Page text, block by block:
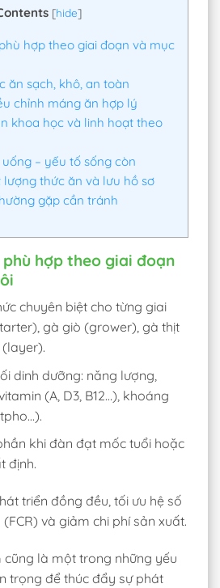
[hide]
hợp theo giai đoạn và mục
ăn sạch, khô, an toàn
chỉnh máng ăn hợp lý
khoa học và linh hoạt theo
– yếu tố sống còn
lượng thức ăn và lưu hồ sơ
gặp cần tránh
phù hợp theo giai đoạn
chuyên biệt cho từng giai
gà giò (grower), gà thịt
dinh dưỡng: năng lượng,
(A, D3, B12…), khoáng
khi đàn đạt mốc tuổi hoặc
định.
triển đồng đều, tối ưu hệ số
và giảm chi phí sản xuất.
là một trong những yếu
trọng để thúc đẩy sự phát